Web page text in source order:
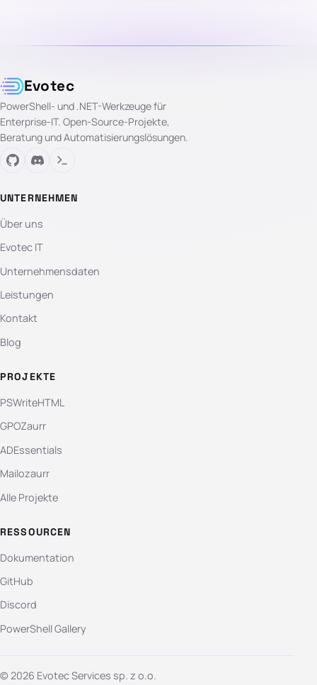
Evotec
PowerShell- und .NET-Werkzeuge für
Enterprise-IT. Open-Source-Projekte,
Beratung und Automatisierungslösungen.
UNTERNEHMEN
Über uns
Evotec IT
Unternehmensdaten
Leistungen
Kontakt
Blog
PROJEKTE
PSWriteHTML
GPOZaurr
ADEssentials
Mailozaurr
Alle Projekte
RESSOURCEN
Dokumentation
GitHub
Discord
PowerShell Gallery
© 2026 Evotec Services sp. z o.o.